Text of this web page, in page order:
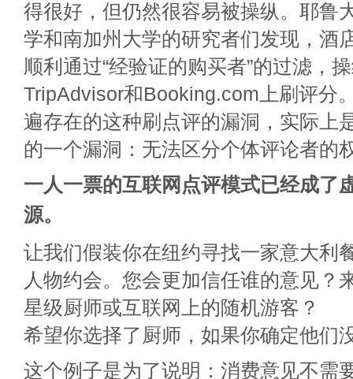
得很好，但仍然很容易被操纵。耶鲁
学和南加州大学的研究者们发现，酒
顺利通过“经验证的购买者”的过滤，
TripAdvisor和Booking.com上刷评分
遍存在的这种刷点评的漏洞，实际上
的一个漏洞：无法区分个体评论者的
一人一票的互联网点评模式已经成了
源。
让我们假装你在纽约寻找一家意大利
人物约会。您会更加信任谁的意见？
星级厨师或互联网上的随机游客？
希望你选择了厨师，如果你确定他们
这个例子是为了说明：消费意见不需